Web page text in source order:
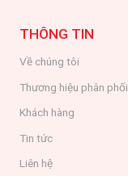
THÔNG TIN
Về chúng tôi
Thương hiệu phân phối
Khách hàng
Tin tức
Liên hệ